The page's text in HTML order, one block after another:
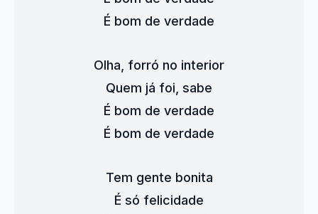
É bom de verdade
Olha, forró no interior
Quem já foi, sabe
É bom de verdade
É bom de verdade
Tem gente bonita
É só felicidade